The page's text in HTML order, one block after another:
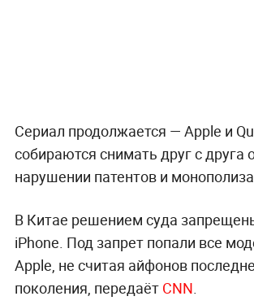
Сериал продолжается — Apple и
собираются снимать друг с друга
нарушении патентов и
В Китае решением суда
iPhone. Под запрет попали все
Apple, не считая айфонов
поколения, передаёт CNN